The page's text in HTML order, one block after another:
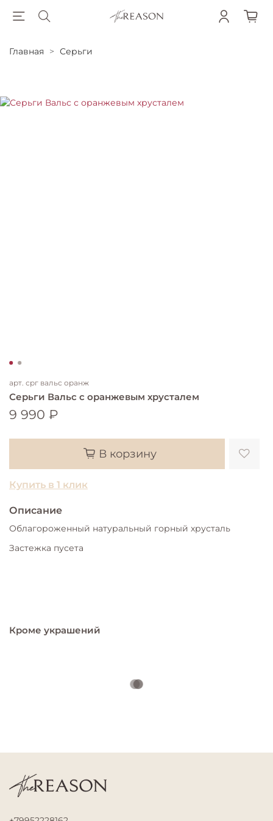
Главная Серьги
арт. срг вальс оранж
Серьги Вальс с оранжевым хрусталем
9 990 ₽
В корзину
Купить в 1 клик
Описание
Облагороженный натуральный горный хрусталь
Застежка пусета
Кроме украшений